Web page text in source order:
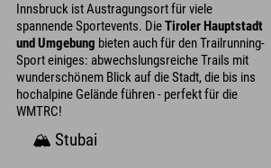
Innsbruck ist Austragungsort für viele
spannende Sportevents. DieTiroler Hauptstadt
und Umgebung bieten auch für den Trailrunning-
Sport einiges: abwechslungsreiche Trails mit
wunderschönem Blick auf die Stadt, die bis ins
hochalpine Gelände führen - perfekt für die
WMTRC!
🏔️ Stubai